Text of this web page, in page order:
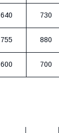
640 730
755 880
600 700